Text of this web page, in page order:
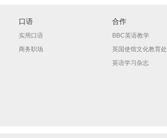
口语
实用口语
商务职场
合作
BBC英语教学
英国使馆文化教育处
英语学习杂志